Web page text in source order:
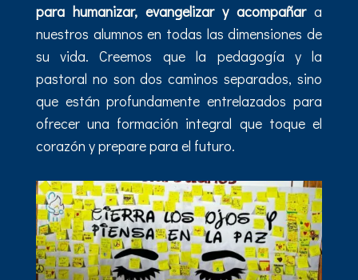
para humanizar, evangelizar y acompañara
nuestros alumnos en todas las dimensiones de
su vida. Creemos que la pedagogía y la
pastoral no son dos caminos separados, sino
que están profundamente entrelazados para
ofrecer una formación integral que toque el
corazón y prepare para el futuro.